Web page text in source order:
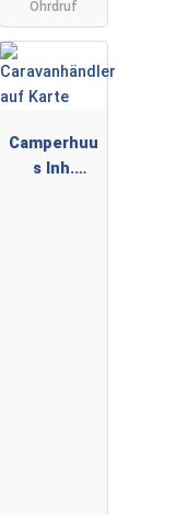
Ohrdruf
Camperhuu
s Inh.